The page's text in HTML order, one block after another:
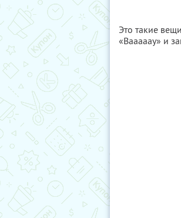
Это такие
«Вааааау» и